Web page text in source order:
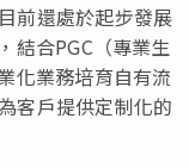
前還處於起步發展
結合PGC（專業生
化業務培育自有流
客戶提供定制化的